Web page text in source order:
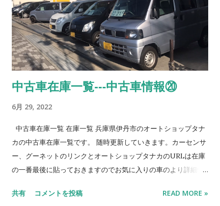
中古車在庫一覧---中古車情報⑳
6月 29, 2022
中古車在庫一覧 在庫一覧 兵庫県伊丹市のオートショップタナ
カの中古車在庫一覧です。 随時更新していきます。カーセンサ
ー、グーネットのリンクとオートショップタナカのURLは在庫
の一番最後に貼っておきますのでお気に入りの車のより詳細情
色 特徴 1 デイズ ニッサン 黒 売約済 H28、５万キロ！ 2 ek
共有 コメントを投稿 READ MORE »